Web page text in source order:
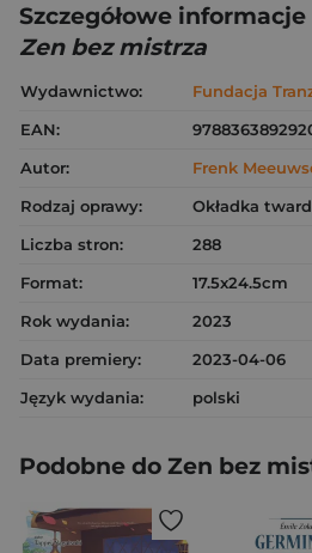
Szczegółowe
Zen bez mistrza
Wydawnictwo:
Fundacja
EAN:
Autor:
Frenk
Rodzaj oprawy:
Okładka
Liczba stron:
288
Format:
17.5x24.5cm
Rok wydania:
2023
Data premiery:
2023-04-06
Język wydania:
polski
Podobne do Zen bez